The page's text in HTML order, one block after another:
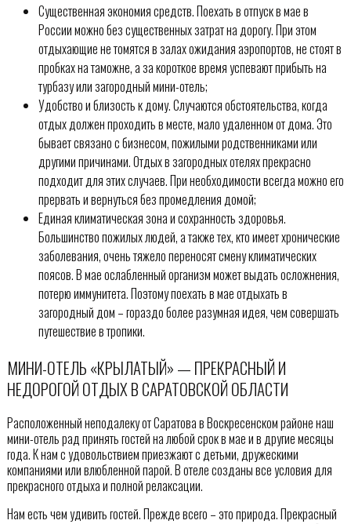
Существенная экономия средств. Поехать в отпуск в мае в
России можно без существенных затрат на дорогу. При этом
отдыхающие не томятся в залах ожидания аэропортов, не стоят в
пробках на таможне, а за короткое время успевают прибыть на
турбазу или загородный мини-отель;
Удобство и близость к дому. Случаются обстоятельства, когда
отдых должен проходить в месте, мало удаленном от дома. Это
бывает связано с бизнесом, пожилыми родственниками или
другими причинами. Отдых в загородных отелях прекрасно
подходит для этих случаев. При необходимости всегда можно его
прервать и вернуться без промедления домой;
Единая климатическая зона и сохранность здоровья.
Большинство пожилых людей, а также тех, кто имеет хронические
заболевания, очень тяжело переносят смену климатических
поясов. В мае ослабленный организм может выдать осложнения,
потерю иммунитета. Поэтому поехать в мае отдыхать в
загородный дом – гораздо более разумная идея, чем совершать
путешествие в тропики.
МИНИ-ОТЕЛЬ «КРЫЛАТЫЙ» — ПРЕКРАСНЫЙ И
НЕДОРОГОЙ ОТДЫХ В САРАТОВСКОЙ ОБЛАСТИ
Расположенный неподалеку от Саратова в Воскресенском районе наш
мини-отель рад принять гостей на любой срок в мае и в другие месяцы
года. К нам с удовольствием приезжают с детьми, дружескими
компаниями или влюбленной парой. В отеле созданы все условия для
прекрасного отдыха и полной релаксации.
Нам есть чем удивить гостей. Прежде всего – это природа. Прекрасный